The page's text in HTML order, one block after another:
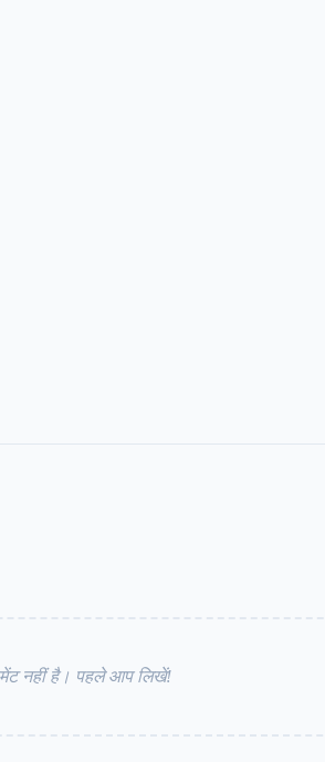
नहीं है। पहले आप लिखें!